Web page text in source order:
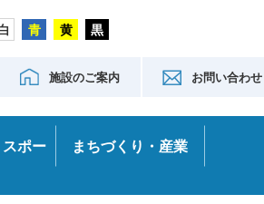
施設のご案内 お問い合わせ
ポー
まちづくり・産業